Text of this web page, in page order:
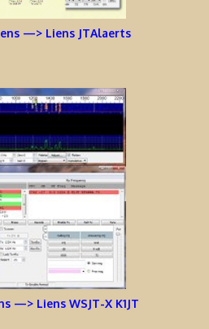
—> Liens JTAlaerts
—> Liens WSJT-X K1JT